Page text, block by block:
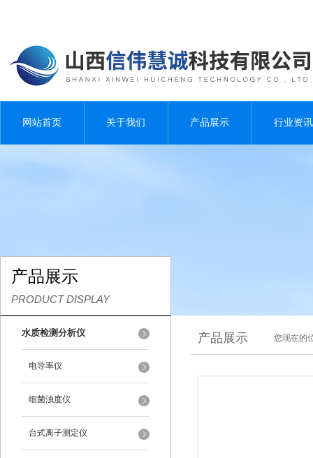
网站首页 关于我们 产品展示 行业资讯
产品展示
PRODUCT DISPLAY
水质检测分析仪
电导率仪
细菌浊度仪
台式离子测定仪
产品展示 您现在的